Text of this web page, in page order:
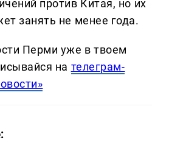
против Китая, но их
занять не менее года.
Перми уже в твоем
на телеграм-